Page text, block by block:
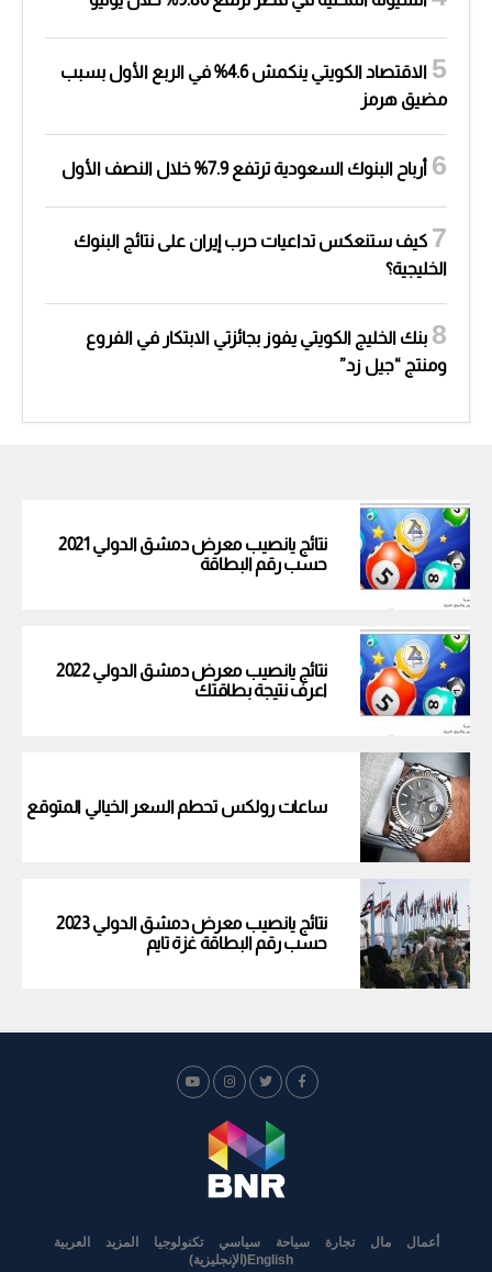
الاقتصاد الكويتي ينكمش 4.6% في الربع الأول بسبب
مضيق هرمز
أرباح البنوك السعودية ترتفع 7.9% خلال النصف الأول
كيف ستنعكس تداعيات حرب إيران على نتائج البنوك
الخليجية؟
بنك الخليج الكويتي يفوز بجائزتي الابتكار في الفروع
ومنتج “جيل زد”
نتائج يانصيب معرض دمشق الدولي 2021
حسب رقم البطاقة
نتائج يانصيب معرض دمشق الدولي 2022
اعرف نتيجة بطاقتك
ساعات رولكس تحطم السعر الخيالي المتوقع
نتائج يانصيب معرض دمشق الدولي 2023
حسب رقم البطاقة غزة تايم
أعمال مال تجارة سياحة سياسي تكنولوجيا المزيد
العربية
English
(الإنجليزية)